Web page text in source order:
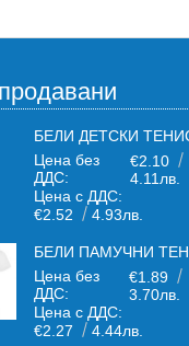
Цена без
ДДС:
€2.10
4.11лв.
Цена с ДДС:
€2.52
4.93лв.
Цена без
ДДС:
€1.89
3.70лв.
Цена с ДДС:
€2.27
4.44лв.